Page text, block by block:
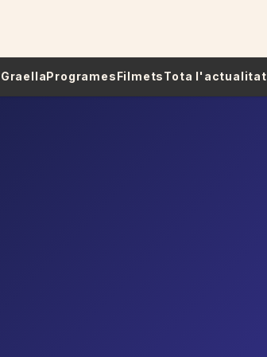
GraellaProgramesFilmetsTota l'actualitat